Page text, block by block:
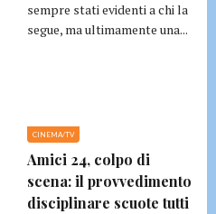
sempre stati evidenti a chi la
segue, ma ultimamente una...
CINEMA/TV
Amici 24, colpo di
scena: il provvedimento
disciplinare scuote tutti